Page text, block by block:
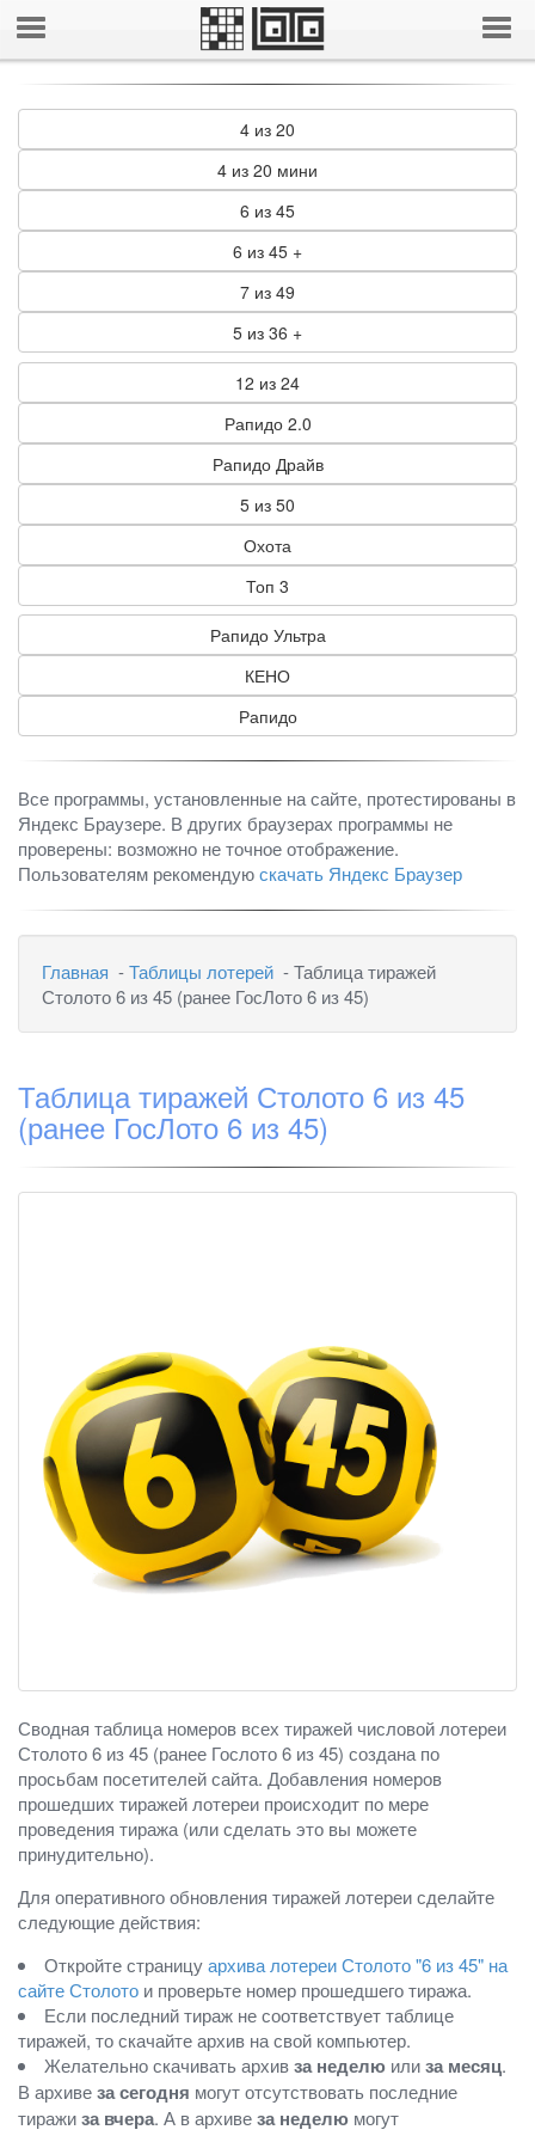
4 из 20
4 из 20 мини
6 из 45
6 из 45 +
7 из 49
5 из 36 +
12 из 24
Рапидо 2.0
Рапидо Драйв
5 из 50
Охота
Топ 3
Рапидо Ультра
КЕНО
Рапидо
Все программы, установленные на сайте, протестированы в
Яндекс Браузере. В других браузерах программы не
проверены: возможно не точное отображение.
Пользователям рекомендуюскачать Яндекс Браузер
Главная -Таблицы лотерей - Таблица тиражей
Столото 6 из 45 (ранее ГосЛото 6 из 45)
Таблица тиражей Столото 6 из 45
(ранее ГосЛото 6 из 45)
Сводная таблица номеров всех тиражей числовой лотереи
Столото 6 из 45 (ранее Гослото 6 из 45) создана по
просьбам посетителей сайта. Добавления номеров
прошедших тиражей лотереи происходит по мере
проведения тиража (или сделать это вы можете
принудительно).
Для оперативного обновления тиражей лотереи сделайте
следующие действия:
Откройте страницуархива лотереи Столото "6 из 45" на
сайте Столото и проверьте номер прошедшего тиража.
Если последний тираж не соответствует таблице
тиражей, то скачайте архив на свой компьютер.
Желательно скачивать архивза неделю илиза месяц.
В архивеза сегодня могут отсутствовать последние
тиражиза вчера. А в архивеза неделю могут